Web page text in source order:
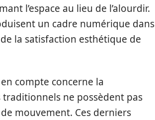
l’espace au lieu de l’alourdir.
un cadre numérique dans
la satisfaction esthétique de
compte concerne la
ne possèdent pas
mouvement. Ces derniers